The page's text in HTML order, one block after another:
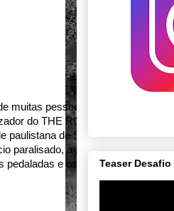
muitas pessoas virou de cabeça
do THE ROCK, série de
paulistana de Santana de Parnaíba,
paralisado, a pandemia também
pedaladas e os eventos de bike.
Teaser